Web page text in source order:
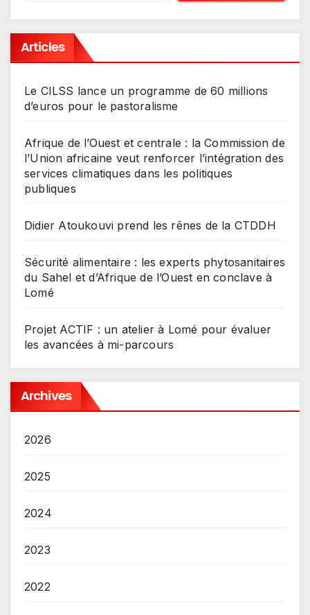
Articles
Le CILSS lance un programme de 60 millions
d’euros pour le pastoralisme
Afrique de l’Ouest et centrale : la Commission de
l’Union africaine veut renforcer l’intégration des
services climatiques dans les politiques
publiques
Didier Atoukouvi prend les rênes de la CTDDH
Sécurité alimentaire : les experts phytosanitaires
du Sahel et d’Afrique de l’Ouest en conclave à
Lomé
Projet ACTIF : un atelier à Lomé pour évaluer
les avancées à mi-parcours
Archives
2026
2025
2024
2023
2022